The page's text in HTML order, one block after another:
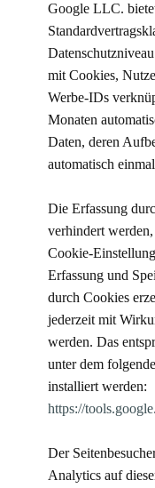
Google LLC.
mit Cookies,
Werbe-IDs
Monaten
Daten, deren
automatisch
Die Erfassung
verhindert
Cookie-
Erfassung und
durch Cookies
jederzeit mit
werden. Das
unter dem
installiert werden:
https://
Der
Analytics auf